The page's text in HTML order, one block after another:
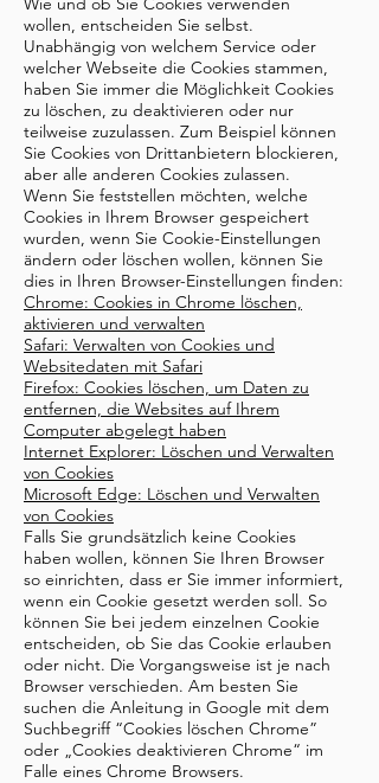
wollen, entscheiden Sie selbst.
Unabhängig von welchem Service oder
welcher Webseite die Cookies stammen,
haben Sie immer die Möglichkeit Cookies
zu löschen, zu deaktivieren oder nur
teilweise zuzulassen. Zum Beispiel können
Sie Cookies von Drittanbietern blockieren,
aber alle anderen Cookies zulassen.
Wenn Sie feststellen möchten, welche
Cookies in Ihrem Browser gespeichert
wurden, wenn Sie Cookie-Einstellungen
ändern oder löschen wollen, können Sie
dies in Ihren Browser-Einstellungen finden:
Chrome: Cookies in Chrome löschen,
aktivieren und verwalten
Safari: Verwalten von Cookies und
Websitedaten mit Safari
Firefox: Cookies löschen, um Daten zu
entfernen, die Websites auf Ihrem
Computer abgelegt haben
Internet Explorer: Löschen und Verwalten
von Cookies
Microsoft Edge: Löschen und Verwalten
von Cookies
Falls Sie grundsätzlich keine Cookies
haben wollen, können Sie Ihren Browser
so einrichten, dass er Sie immer informiert,
wenn ein Cookie gesetzt werden soll. So
können Sie bei jedem einzelnen Cookie
entscheiden, ob Sie das Cookie erlauben
oder nicht. Die Vorgangsweise ist je nach
Browser verschieden. Am besten Sie
suchen die Anleitung in Google mit dem
Suchbegriff “Cookies löschen Chrome”
oder „Cookies deaktivieren Chrome“ im
Falle eines Chrome Browsers.